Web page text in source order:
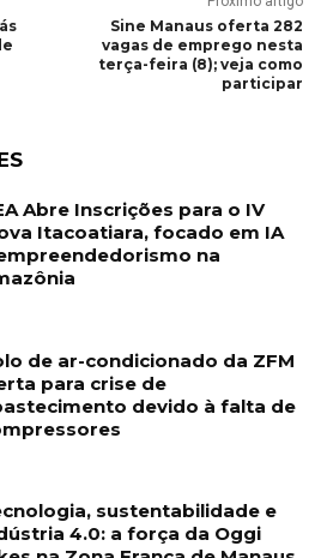
Sine Manaus oferta 282
vagas de emprego nesta
terça-feira (8); veja como
participar
Abre Inscrições para o IV
Itacoatiara, focado em IA
na
de ar-condicionado da ZFM
para crise de
devido à falta de
sustentabilidade e
4.0: a força da Oggi